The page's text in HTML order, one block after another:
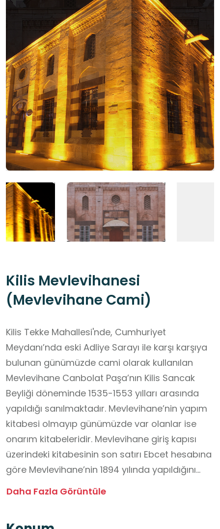
Kilis Mevlevihanesi
(Mevlevihane Cami)
Kilis Tekke Mahallesi'nde, Cumhuriyet
Meydanı’nda eski Adliye Sarayı ile karşı karşıya
bulunan günümüzde cami olarak kullanılan
Mevlevihane Canbolat Paşa’nın Kilis Sancak
Beyliği döneminde 1535-1553 yılları arasında
yapıldığı sanılmaktadır. Mevlevihane’nin yapım
kitabesi olmayıp günümüzde var olanlar ise
onarım kitabeleridir. Mevlevihane giriş kapısı
üzerindeki kitabesinin son satırı Ebcet hesabına
göre Mevlevihane’nin 1894 yılında yapıldığını
göstermektedir. Mevlevihane’nin şeyh ve derviş
Daha Fazla Görüntüle